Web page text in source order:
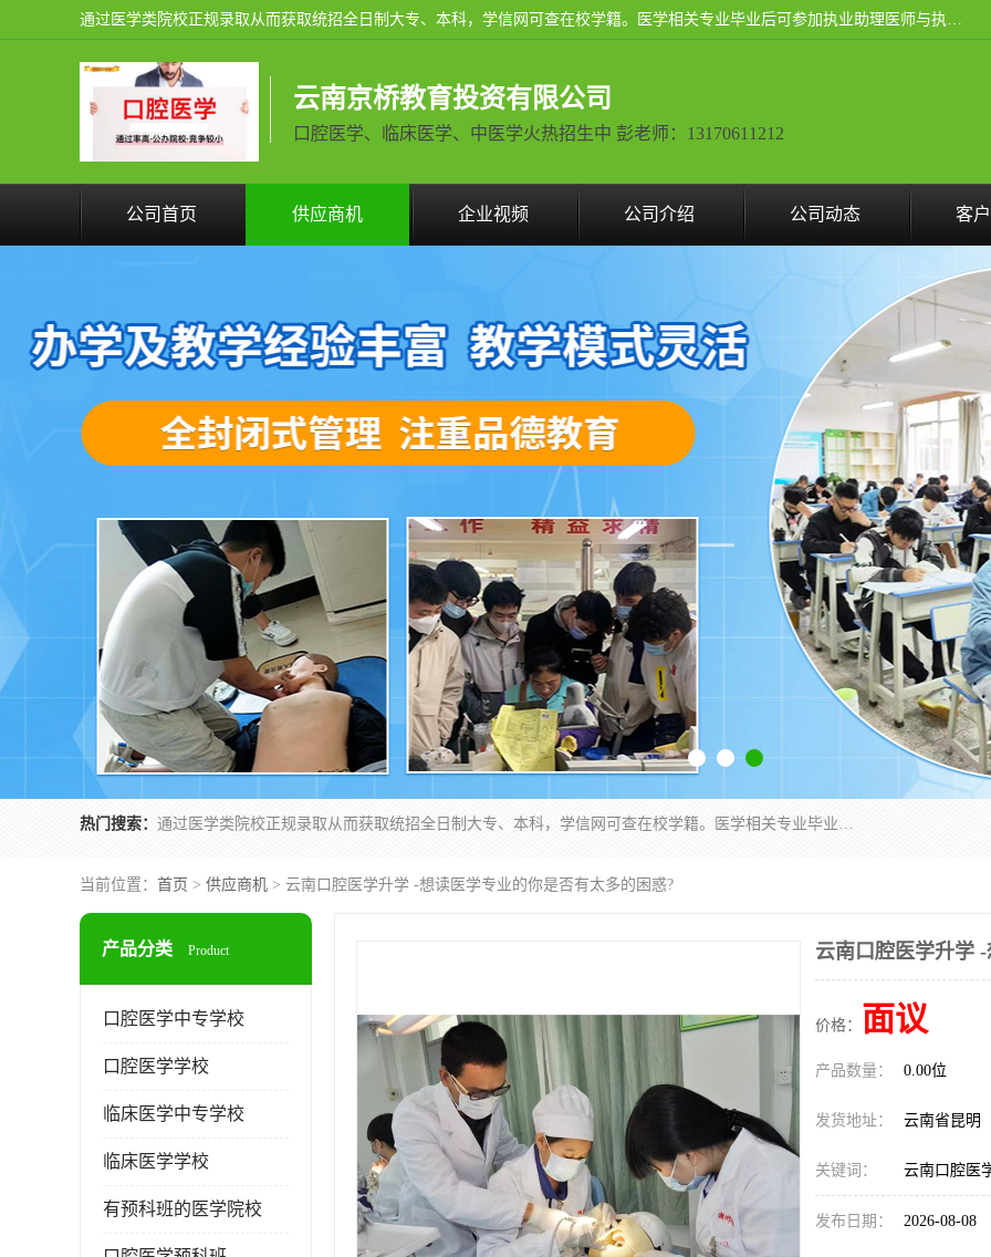
通过医学类院校正规录取从而获取统招全日制大专、本科，学信网可查在校学籍。医学相关专业毕业后可参加执业助理医师与执业医师证书考试（如口腔医学、临床医学、中医学等专业）.
云南京桥教育投资有限公司
口腔医学、临床医学、中医学火热招生中 彭老师：13170611212
公司首页 供应商机 企业视频 公司介绍 公司动态 客
热门搜索： 通过医学类院校正规录取从而获取统招全日制大专、本科，学信网可查在校学籍。医学相关专业毕业后可参加执业助理医师与执业医师证书考试（如口腔医学、临床医学、中医学等专业）.
当前位置： 首页 > 供应商机 > 云南口腔医学升学 -想读医学专业的你是否有太多的困惑?
产品分类 Product
口腔医学中专学校
口腔医学学校
临床医学中专学校
临床医学学校
有预科班的医学院校
云南口腔医学升学
价格： 面议
产品数量： 0.00位
发货地址： 云南省昆明
关键词： 云南口腔医
发布日期： 2026-08-08